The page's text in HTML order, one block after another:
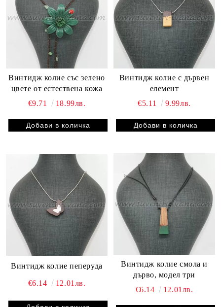
Винтидж колие със зелено
цвете от естествена кожа
€9.71
18.99лв.
Винтидж колие с дървен
елемент
€5.11
9.99лв.
Винтидж колие пеперуда
€6.14 12.01лв.
Винтидж колие смола и
дърво, модел три
€6.14
12.01лв.